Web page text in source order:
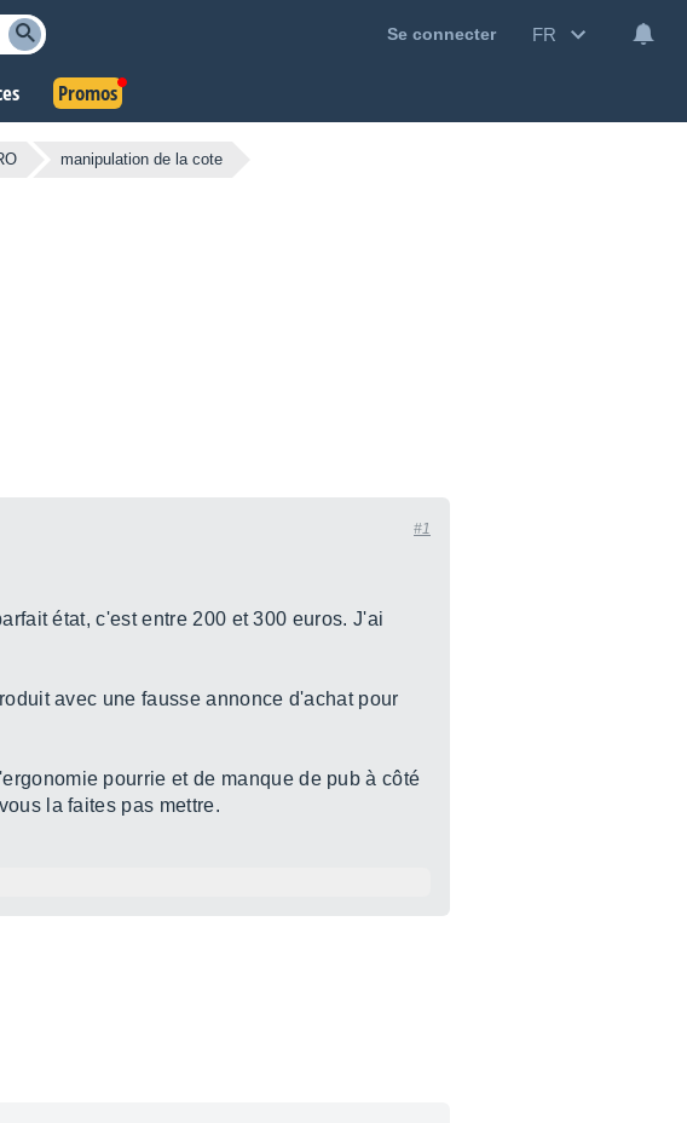
Se connecter FR
Promos
manipulation de la cote
#1
état, c'est entre 200 et 300 euros. J'ai
avec une fausse annonce d'achat pour
pourrie et de manque de pub à côté
la faites pas mettre.